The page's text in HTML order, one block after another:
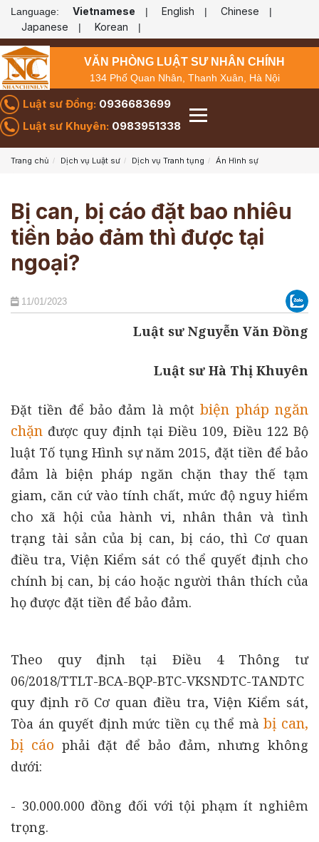
Language: Vietnamese | English | Chinese |
Japanese | Korean |
VĂN PHÒNG LUẬT SƯ NHÂN CHÍNH
134 Phố Quan Nhân, Thanh Xuân, Hà Nội
Luật sư Đồng: 0936683699
Luật sư Khuyên: 0983951338
Trang chủ Dịch vụ Luật sư Dịch vụ Tranh tụng Án Hình sự
Bị can, bị cáo đặt bao nhiêu
tiền bảo đảm thì được tại
ngoại?
11/01/2023
Luật sư Nguyễn Văn Đồng
Luật sư Hà Thị Khuyên
Đặt tiền để bảo đảm là mộtbiện pháp ngăn
chặn được quy định tại Điều 109, Điều 122 Bộ
luật Tố tụng Hình sự năm 2015, đặt tiền để bảo
đảm là biện pháp ngăn chặn thay thế tạm
giam, căn cứ vào tính chất, mức độ nguy hiểm
cho xã hội của hành vi, nhân thân và tình
trạng tài sản của bị can, bị cáo, thì Cơ quan
điều tra, Viện Kiểm sát có thể quyết định cho
chính bị can, bị cáo hoặc người thân thích của
họ được đặt tiền để bảo đảm.
Theo quy định tại Điều 4 Thông tư
06/2018/TTLT-BCA-BQP-BTC-VKSNDTC-TANDTC
quy định rõ Cơ quan điều tra, Viện Kiểm sát,
Tòa án quyết định mức tiền cụ thể màbị can,
bị cáo phải đặt để bảo đảm, nhưng không
dưới:
- 30.000.000 đồng đối với tội phạm ít nghiêm
trọng.